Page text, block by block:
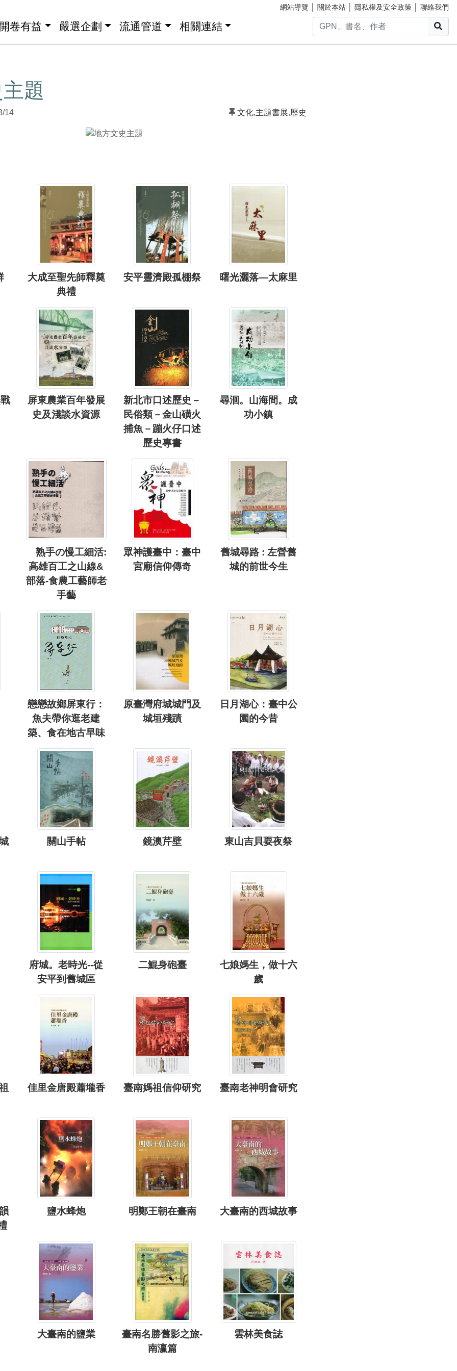
網站導覽 關於本站 隱私權及安全政策 聯絡我們
卷有益 嚴選企劃 流通管道 相關連結
題
14 文化,主題書展,歷史
大成至聖先師釋奠
典禮
安平靈濟殿孤棚祭 曙光灑落—太麻里
屏東農業百年發展
史及淺談水資源
新北市口述歷史－
民俗類－金山磺火
捕魚－蹦火仔口述
歷史專書
尋洄。山海間。成
功小鎮
熟手の慢工細活:
高雄百工之山線&
部落-食農工藝師老
手藝
眾神護臺中：臺中
宮廟信仰傳奇
舊城尋路 : 左營舊
城的前世今生
戀戀故鄉屏東行：
魚夫帶你逛老建
築、食在地古早味
原臺灣府城城門及
城垣殘蹟
日月湖心：臺中公
園的今昔
關山手帖 鏡澳芹壁 東山吉貝耍夜祭
府城。老時光--從
安平到舊城區
二鯤身砲臺
七娘媽生，做十六
歲
佳里金唐殿蕭壠香 臺南媽祖信仰研究 臺南老神明會研究
鹽水蜂炮 明鄭王朝在臺南 大臺南的西城故事
大臺南的鹽業
臺南名勝舊影之旅-
南瀛篇
雲林美食誌